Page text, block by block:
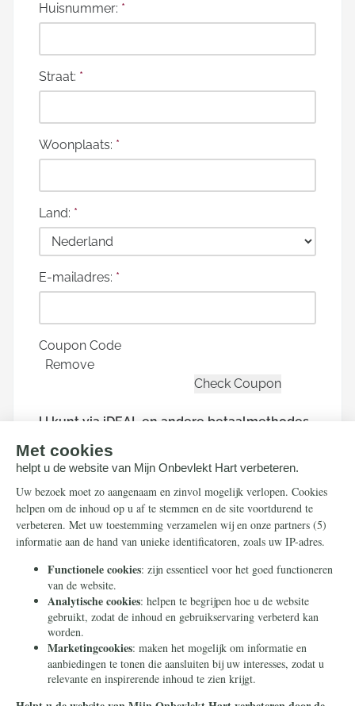
Huisnummer: *
Straat: *
Woonplaats: *
Land: *
E-mailadres: *
Coupon Code
Remove
U kunt via iDEAL en andere betaalmethodes
doneren. Hierna wordt u doorgeleid naar de
beveiligde betaalpagina van Stripe om uw
donatie af te ronden.
Houd mij per e-mail op de hoogte over
acties van Mijn Onbevlekt Hart zal triomferen
Mijn Onbevlekt Hart zal triomferen is een project van Stichting
Civitas Christiana - een stichting zonder winstoogmerk die in
2014 in Heilig Landstichting werd opgericht. Door te doneren